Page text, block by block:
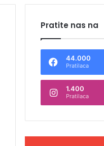
Pratite nas na
44.000
Pratilaca
1.400
Pratilaca